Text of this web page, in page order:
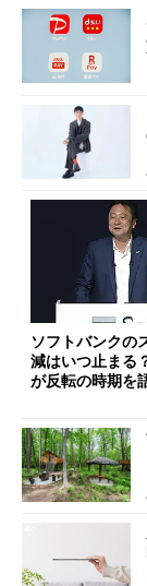
ソフトバンクの
減はいつ止ま
が反転の時期